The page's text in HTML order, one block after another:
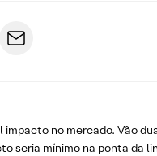
no mercado. Vão
seria mínimo na ponta da